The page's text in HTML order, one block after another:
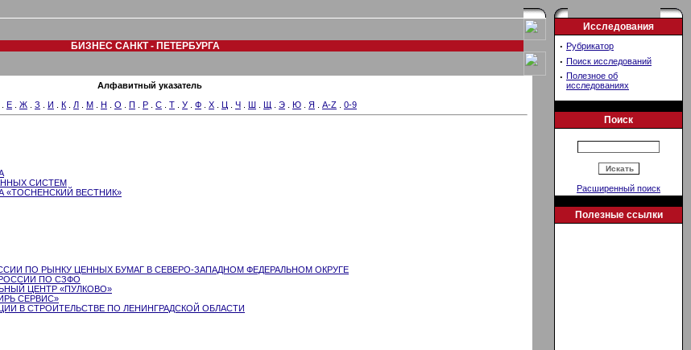
БИЗНЕС САНКТ - ПЕТЕРБУРГА
Алфавитный указатель
Е Ж З И К Л М Н О П Р С Т У Ф Х Ц Ч Ш Щ Э Ю Я A-Z 0-9
СИСТЕМ
«ТОСНЕНСКИЙ ВЕСТНИК»
ПО РЫНКУ ЦЕННЫХ БУМАГ В СЕВЕРО-ЗАПАДНОМ ФЕДЕРАЛЬНОМ ОКРУГЕ
ПО СЗФО
ЦЕНТР «ПУЛКОВО»
СЕРВИС»
В СТРОИТЕЛЬСТВЕ ПО ЛЕНИНГРАДСКОЙ ОБЛАСТИ
Исследования
· Рубрикатор
· Поиск исследований
· Полезное об
исследованиях
Поиск
Расширенный поиск
Полезные ссылки